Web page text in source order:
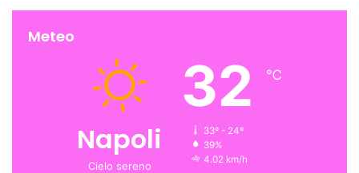
Meteo
Napoli
Cielo sereno
32 ℃
33º - 24º
39%
4.02 km/h